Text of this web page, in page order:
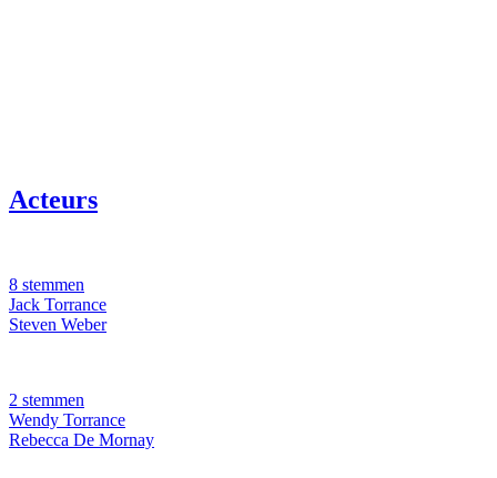
Acteurs
8 stemmen
Jack Torrance
Steven Weber
2 stemmen
Wendy Torrance
Rebecca De Mornay